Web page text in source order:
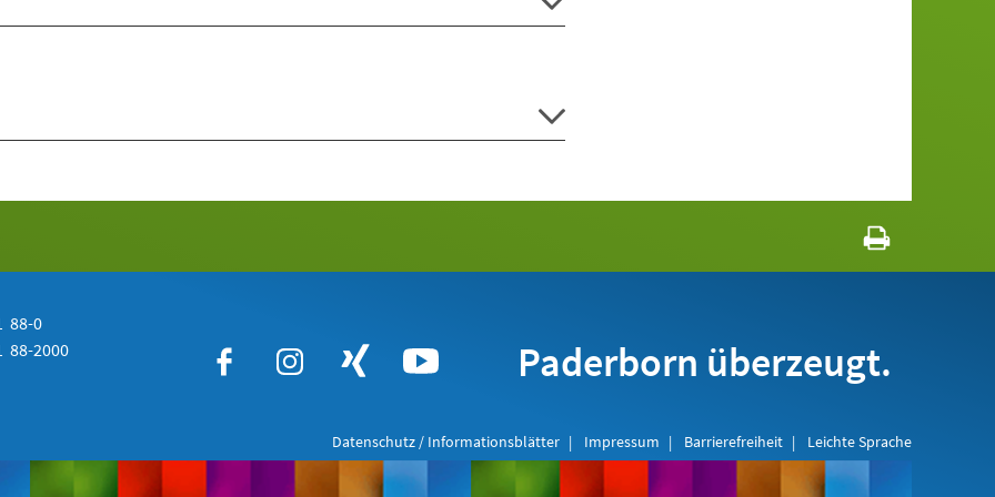
88-0
88-2000 Paderborn überzeugt.
Datenschutz / Informationsblätter Impressum Barrierefreiheit Leichte Sprache